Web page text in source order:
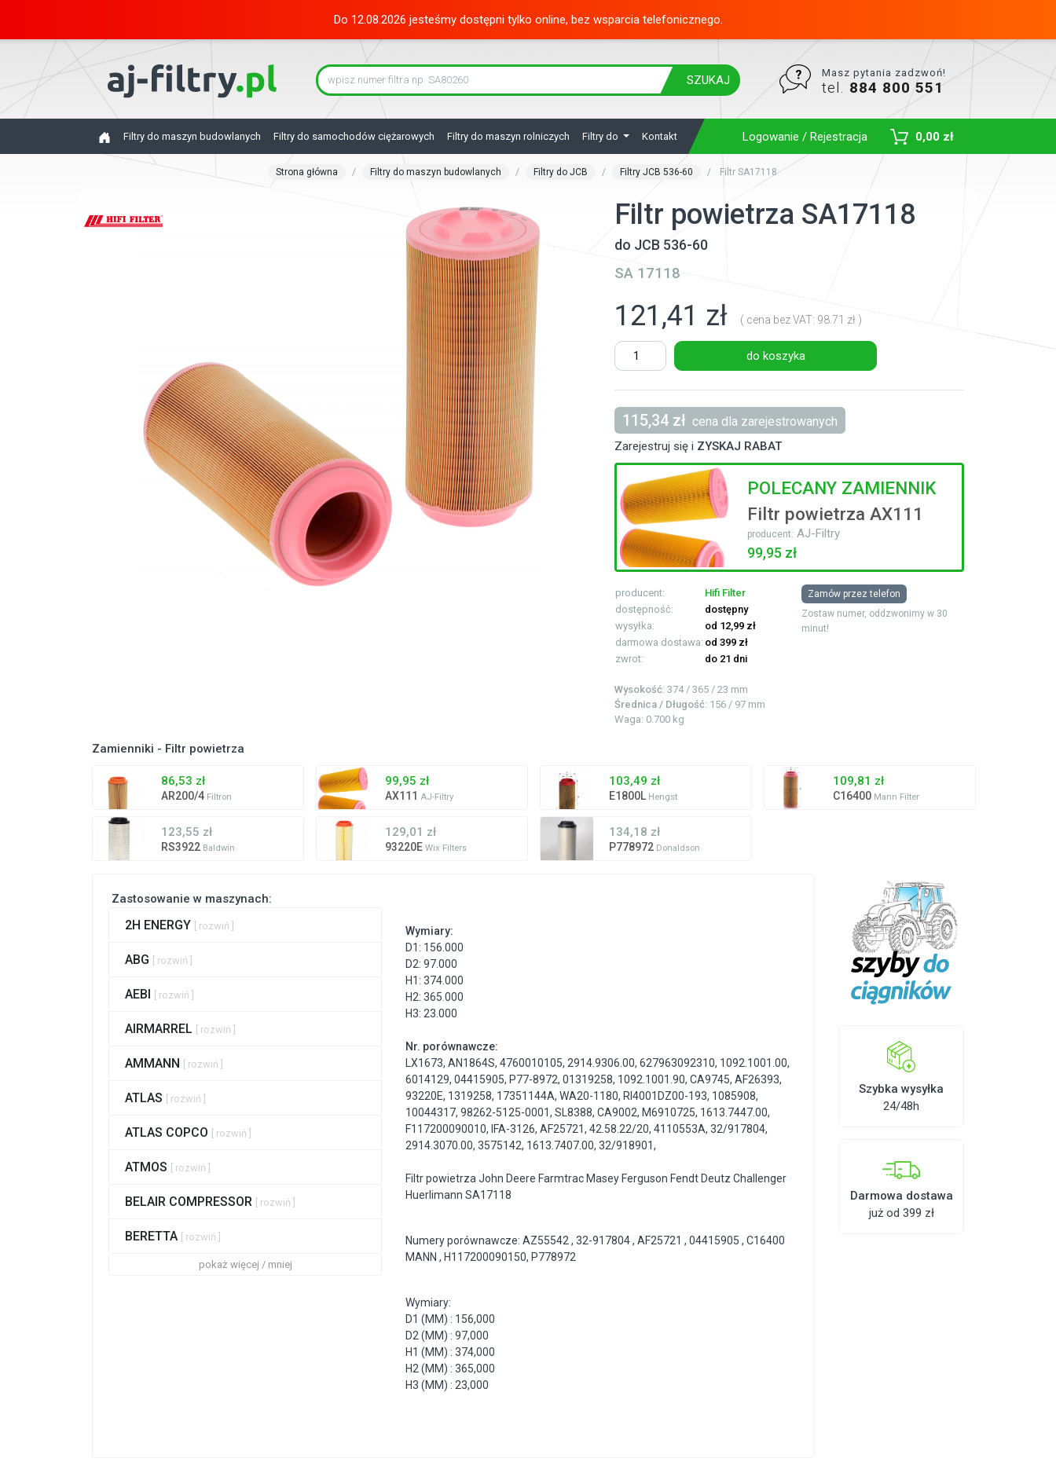
Do 12.08.2026 jesteśmy dostępni tylko online, bez wsparcia telefonicznego.
SZUKAJ
Masz pytania zadzwoń!
tel. 884 800 551
Filtry do maszyn budowlanych Filtry do samochodów ciężarowych Filtry do maszyn rolniczych Filtry do Kontakt Logowanie / Rejestracja 0,00 zł
Strona główna Filtry do maszyn budowlanych Filtry do JCB Filtry JCB 536-60 Filtr SA17118
Filtr powietrza SA17118
do JCB 536-60
SA 17118
121,41 zł ( cena bez VAT: 98.71 zł )
do koszyka
115,34 zł cena dla zarejestrowanych
Zarejestruj się i ZYSKAJ RABAT
POLECANY ZAMIENNIK
Filtr powietrza AX111
producent: AJ-Filtry
99,95 zł
producent:
Hifi Filter
dostępność:
dostępny
wysyłka:
od 12,99 zł
darmowa dostawa: od 399 zł
zwrot:
do 21 dni
Wysokość: 374 / 365 / 23 mm
Średnica / Długość: 156 / 97 mm
Waga: 0.700 kg
Zamów przez telefon
Zostaw numer, oddzwonimy w 30
minut!
Zamienniki - Filtr powietrza
86,53 zł
AR200/4 Filtron
99,95 zł
AX111 AJ-Filtry
103,49 zł
E1800L Hengst
109,81 zł
C16400 Mann Filter
123,55 zł
RS3922 Baldwin
129,01 zł
93220E Wix Filters
134,18 zł
P778972 Donaldson
Zastosowanie w maszynach:
2H ENERGY [ rozwiń ]
ABG [ rozwiń ]
AEBI [ rozwiń ]
AIRMARREL [ rozwiń ]
AMMANN [ rozwiń ]
ATLAS [ rozwiń ]
ATLAS COPCO [ rozwiń ]
ATMOS [ rozwiń ]
BELAIR COMPRESSOR [ rozwiń ]
BERETTA [ rozwiń ]
pokaż więcej / mniej
Wymiary:
D1: 156.000
D2: 97.000
H1: 374.000
H2: 365.000
H3: 23.000
Nr. porównawcze:
LX1673,AN1864S,4760010105,2914.9306.00,627963092310, 1092.1001.00,
6014129,04415905, P77-8972,01319258, 1092.1001.90,CA9745,AF26393,
93220E, 1319258, 17351144A,WA20-1180, RI4001DZ00-193, 1085908,
10044317,98262-5125-0001,SL8388,CA9002, M6910725, 1613.7447.00,
F117200090010, IFA-3126,AF25721,42.58.22/20,4110553A,32/917804,
2914.3070.00,3575142, 1613.7407.00,32/918901,
Filtr powietrza John Deere Farmtrac Masey Ferguson Fendt Deutz Challenger
Huerlimann SA17118
Numery porównawcze: AZ55542 , 32-917804 , AF25721 , 04415905 , C16400
MANN , H117200090150, P778972
Wymiary:
D1 (MM) : 156,000
D2 (MM) : 97,000
H1 (MM) : 374,000
H2 (MM) : 365,000
H3 (MM) : 23,000
Szybka wysyłka
24/48h
Darmowa dostawa
już od 399 zł